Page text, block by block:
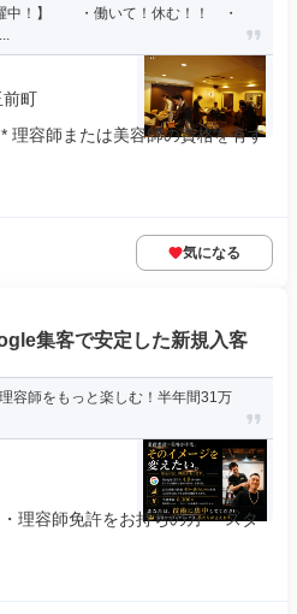
躍中！】 ・働いて！休む！！ ・
前町
理容師または美容師の資格を有す
気になる
集客で安定した新規入客
容師をもっと楽しむ！半年間31万
理容師免許をお持ちの方 ・スタ